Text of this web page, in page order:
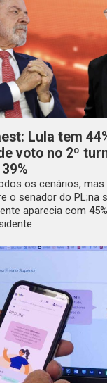
Lula tem
voto no 2º
os cenários,
o senador do PL;na
aparecia com